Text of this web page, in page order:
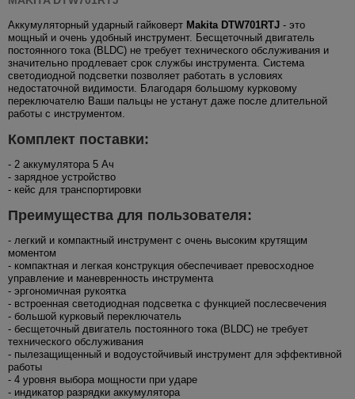
Аккумуляторный ударный гайковерт Makita DTW701RTJ - это
мощный и очень удобный инструмент. Бесщеточный двигатель
постоянного тока (BLDC) не требует технического обслуживания и
значительно продлевает срок службы инструмента. Система
светодиодной подсветки позволяет работать в условиях
недостаточной видимости. Благодаря большому курковому
переключателю Ваши пальцы не устанут даже после длительной
работы с инструментом.
Комплект поставки:
- 2 аккумулятора 5 Ач
- зарядное устройство
- кейс для транспортировки
Преимущества для пользователя:
- легкий и компактный инструмент с очень высоким крутящим
моментом
- компактная и легкая конструкция обеспечивает превосходное
управление и маневренность инструмента
- эргономичная рукоятка
- встроенная светодиодная подсветка с функцией послесвечения
- большой курковый переключатель
- бесщеточный двигатель постоянного тока (BLDC) не требует
технического обслуживания
- пылезащищенный и водоустойчивый инструмент для эффективной
работы
- 4 уровня выбора мощности при ударе
- индикатор разрядки аккумулятора